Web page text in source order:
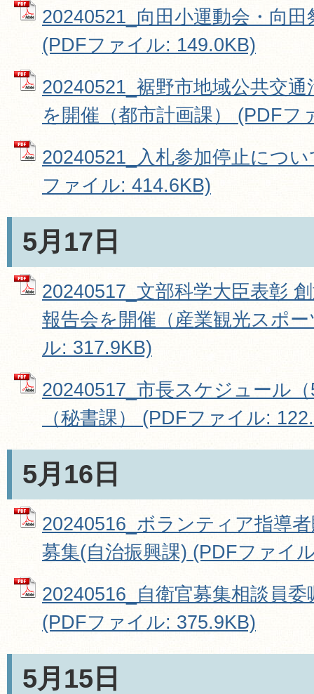
20240521_向田小運動会・向
(PDFファイル: 149.0KB)
20240521_裾野市地域公共交
を開催（都市計画課） (PDFフ
20240521_入札参加停止につ
ファイル: 414.6KB)
5月17日
20240517_文部科学大臣表彰
報告会を開催（産業観光スポ
ル: 317.9KB)
20240517_市長スケジュール
（秘書課） (PDFファイル:
5月16日
20240516_ボランティア指導
募集(自治振興課) (PDFファイ
20240516_自衛官募集相談員
(PDFファイル: 375.9KB)
5月15日